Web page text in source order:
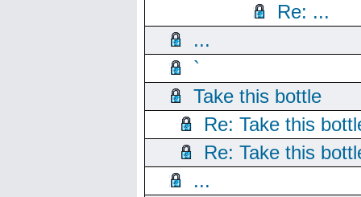
Re: ...
...
`
Take this bottle
Re: Take this
Re: Take this
...